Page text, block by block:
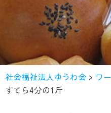
ながさきワークビレ
サンビレッジ
ワークステーション
ライフステーションす
保育事業
さくら保育園
もとお保育園
みはら保育園
貸出施設のご案内
地域貢献事業
公益事業
ながさきワークビレッジ
ワークショップあさひ
ワークステーションすば
クラブ活動
採用情報
お知らせ
社会福祉法人ゆうわ会 > ワ
すてら4分の1斤